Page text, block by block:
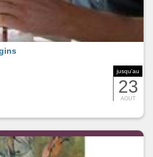
jusqu'au
23
AOUT